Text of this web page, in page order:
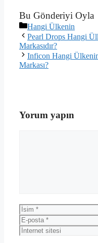
Bu Gönderiyi Oyla
Kategoriler
Hangi Ülkenin
Pearl Drops Hangi
Markasıdır?
Inficon Hangi
Markası?
Yorum yapın
İsim
E-
posta
İnternet
sitesi